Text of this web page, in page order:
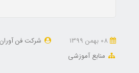
شرکت فن
منابع آموزشی